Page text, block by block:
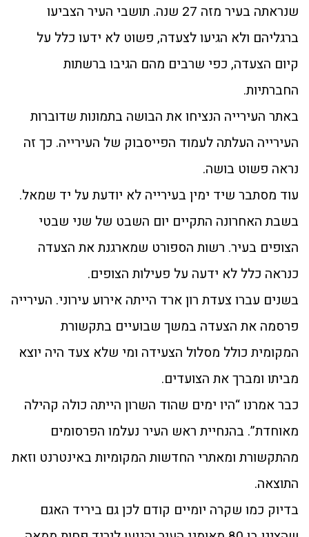
שנראתה בעיר מזה 27 שנה. תושבי העיר הצביעו
ברגליהם ולא הגיעו לצעדה, פשוט לא ידעו כלל על
קיום הצעדה, כפי שרבים מהם הגיבו ברשתות
החברתיות.
באתר העירייה הנציחו את הבושה בתמונות שדוברות
העירייה העלתה לעמוד הפייסבוק של העירייה. כך זה
נראה פשוט בושה.
עוד מסתבר שיד ימין בעירייה לא יודעת על יד שמאל.
בשבת האחרונה התקיים יום השבט של שני שבטי
הצופים בעיר. רשות הספורט שמארגנת את הצעדה
כנראה כלל לא ידעה על פעילות הצופים.
בשנים עברו צעדת רון ארד הייתה אירוע עירוני. העירייה
פרסמה את הצעדה במשך שבועיים בתקשורת
המקומית כולל מסלול הצעידה ומי שלא צעד היה יוצא
מביתו ומברך את הצועדים.
כבר אמרנו “היו ימים שהוד השרון הייתה כולה קהילה
מאוחדת”. בהנחיית ראש העיר נעלמו הפרסומים
מהתקשורת ומאתרי החדשות המקומיות באינטרנט וזאת
התוצאה.
בדיוק כמו שקרה יומיים קודם לכן גם ביריד האגם